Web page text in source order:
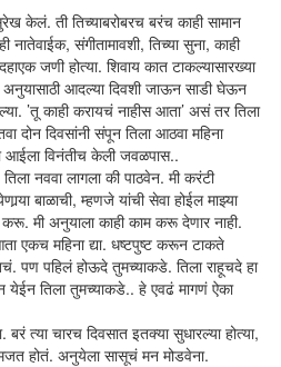
केलं. ती तिच्याबरोबरच बरंच काही सामान
संगीतामावशी, तिच्या सुना, काही
जणी होत्या. शिवाय कात टाकल्यासारख्या
अनुयासाठी आदल्या दिवशी जाऊन साडी घेऊन
’तू काही करायचं नाहीस आता’ असं तर तिला
दोन दिवसांनी संपून तिला आठवा महिना
आईला विनंतीच केली जवळपास..
नववा लागला की पाठवेन. मी करंटी
बाळाची, म्हणजे यांची सेवा होईल माझ्या
मी अनुयाला काही काम करू देणार नाही.
एकच महिना द्या. धष्टपुष्ट करून टाकते
पण पहिलं होऊदे तुमच्याकडे. तिला राहूचदे हा
तिला तुमच्याकडे.. हे एवढं मागणं ऐका
त्या चारच दिवसात इतक्या सुधारल्या होत्या,
होतं. अनुयेला सासूचं मन मोडवेना.